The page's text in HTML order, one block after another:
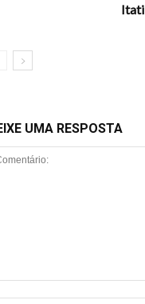
Itati
UMA RESPOSTA